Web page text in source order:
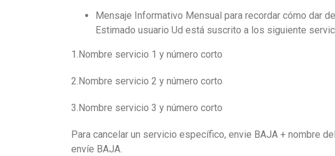
Mensaje Informativo Mensual para recordar cómo dar
Estimado usuario Ud está suscrito a los siguiente
1.Nombre servicio 1 y número corto
2.Nombre servicio 2 y número corto
3.Nombre servicio 3 y número corto
Para cancelar un servicio específico, envie BAJA + nombre
envíe BAJA.